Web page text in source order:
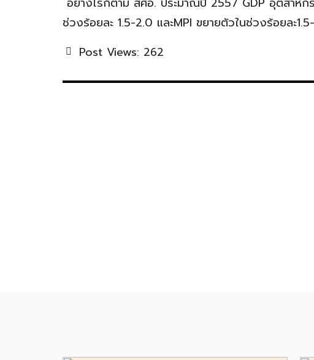
ช่วงร้อยละ 1.5-2.0 และMPI ขยายตัวในช่วงร้อยละ
Post Views: 262